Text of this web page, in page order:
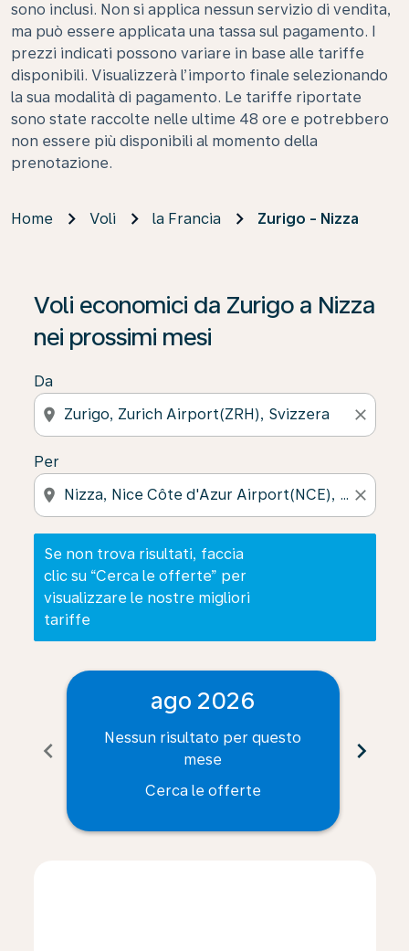
sono inclusi. Non si applica nessun servizio di vendita,
ma può essere applicata una tassa sul pagamento. I
prezzi indicati possono variare in base alle tariffe
disponibili. Visualizzerà l’importo finale selezionando
la sua modalità di pagamento. Le tariffe riportate
sono state raccolte nelle ultime 48 ore e potrebbero
non essere più disponibili al momento della
prenotazione.
Home Voli la Francia Zurigo - Nizza
Voli economici da Zurigo a Nizza
nei prossimi mesi
Da
location_on close
Per
location_on close
Se non trova risultati, faccia
clic su “Cerca le offerte” per
visualizzare le nostre migliori
tariffe
Se non trova risultati, faccia clic su “Cerca le offerte”
chevron_left
ago 2026
Nessun risultato per questo
mese
Cerca le offerte
chevron_right